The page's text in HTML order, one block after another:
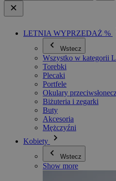
LETNIA WYPRZEDAŻ %
Wstecz
Wszystko w kategorii
Torebki
Plecaki
Portfele
Okulary
Biżuteria i zegarki
Buty
Akcesoria
Mężczyźni
Kobiety
Wstecz
Show more